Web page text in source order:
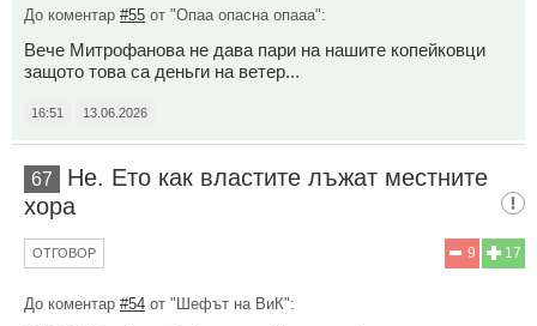
До коментар #55 от "Опаа опасна опааа":
Вече Митрофанова не дава пари на нашите копейковци
защото това са деньги на ветер...
16:51 13.06.2026
67
Не. Ето как властите лъжат местните
хора
17
9
ОТГОВОР
До коментар #54 от "Шефът на ВиК":